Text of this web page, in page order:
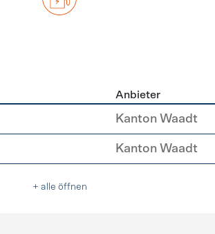
Anbieter
Kanton Waadt
Kanton Waadt
+ alle öffnen